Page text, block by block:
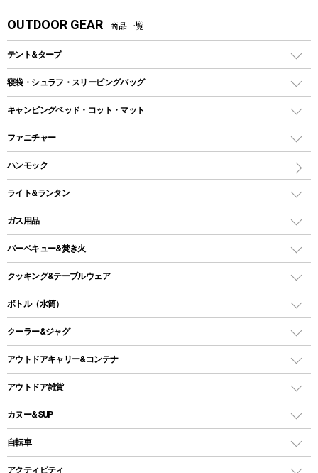
OUTDOOR GEAR 商品一覧
テント&タープ
テント
ツールームテント
ワンポールテント
シェルターテント
ロッジ型・オリジナルテント
タープ
スクエアタープ（レクタタープ）
メッシュタープ
自立式タープ
パラソル
テントアクセサリー
ペグ
グランドシート
寝袋・シュラフ・スリーピングバッグ
レクタングラー型（封筒型）シュラフ
インナーシュラフ
キャンピングベッド・コット・マット
キャンピングベッド・コット
インフレータブルマット
ファニチャー
アウトドアテーブル
レジャーシート
ハンモック
ライト&ランタン
LEDランタン
ガスランタン
オイルランタン
LEDライト
ヘッドライト
キャンドル
ガス用品
ガスバーナー
ガス缶
ガストーチ、ライター
バーベキュー&焚き火
バーベキューコンロ、グリル
焚き火台タイプ（ロースタイル）グリル
卓上タイプグリル
パーティータイプグリル
鉄板、アミ
焚き火台&ストーブ
火起こし
クッキング&テーブルウェア
ダッチオーブン
ホットサンドメーカー
クッカーセット
シェラカップ
クッキングツール
ボトル（水筒）
ステンレスボトル
コップ付きタイプ
ワンタッチタイプ
プラスチックボトル
ディズニーボトル
クーラー&ジャグ
クーラーボックス
クーラーバッグ
ウォータージャグ
保冷剤
アウトドアキャリー&コンテナ
アウトドアキャリー
アウトドア雑貨
バックパック&バッグ
リュック、バックパック
カヌー&SUP
インフレータブル
自転車
折りたたみ自転車
アクティビティ